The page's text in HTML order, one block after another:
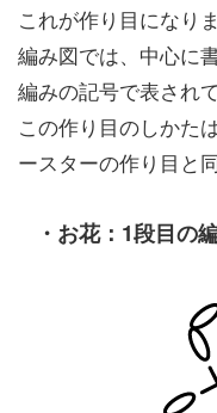
これが作り目になりま
編み図では、中心に
編みの記号で表され
この作り目のしかた
ースターの作り目と
・お花：1段目の